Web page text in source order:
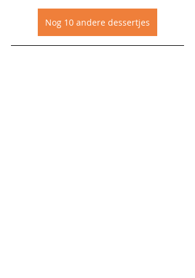
Nog 10 andere dessertjes